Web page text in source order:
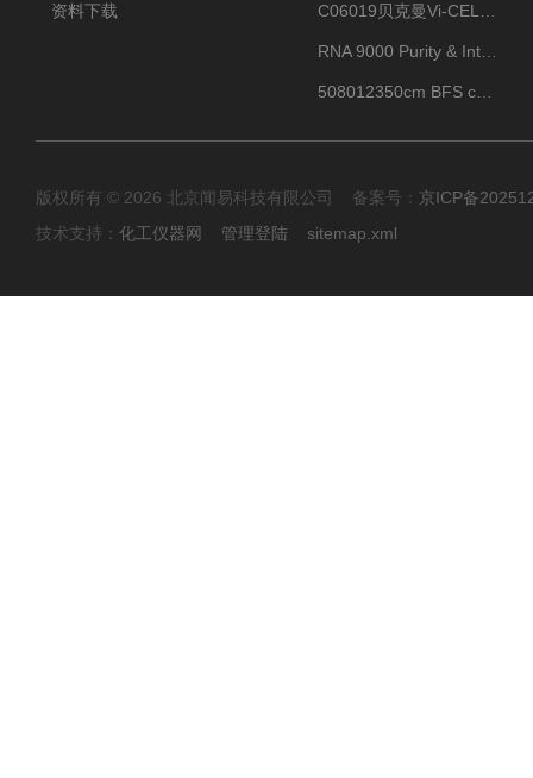
资料下载
版权所有 © 2026 北京闻易科技有限公司 备案号： 京ICP备
技术支持： 化工仪器网 管理登陆 sitemap.xml